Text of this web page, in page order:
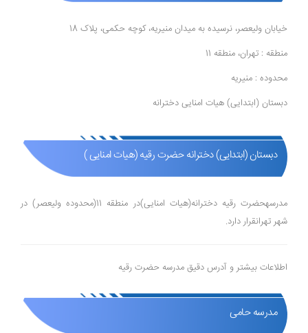
خیابان ولیعصر، نرسیده به میدان منیریه، کوچه حکمی، پلاک 18
منطقه : تهران، منطقه 11
محدوده : منیریه
دبستان (ابتدایی) هیات امنایی دخترانه
دبستان (ابتدایی) دخترانه حضرت رقیه (هیات امنایی )
مدرسهحضرت رقیه دخترانه(هیات امنایی)در منطقه 11(محدوده ولیعصر) در
شهر تهرانقرار دارد.
اطلاعات بیشتر و آدرس دقیق مدرسه حضرت رقیه
مدرسه حامی